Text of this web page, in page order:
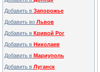
Добавить в Запорожье
Добавить во Львов
Добавить в Кривой Рог
Добавить в Николаев
Добавить в Мариуполь
Добавить в Луганск